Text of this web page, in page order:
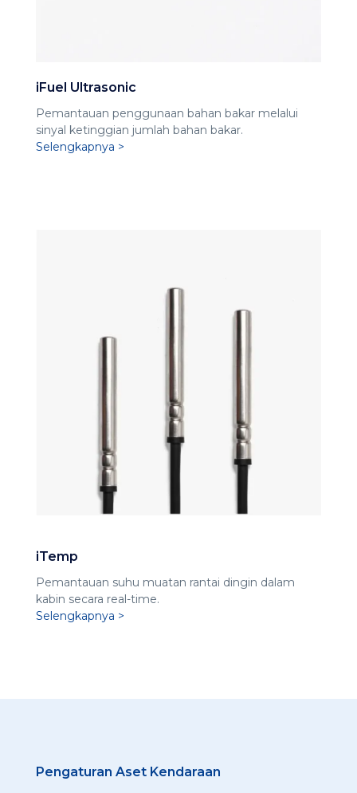
iFuel Ultrasonic
Pemantauan penggunaan bahan bakar melalui
sinyal ketinggian jumlah bahan bakar.
Selengkapnya >
iTemp
Pemantauan suhu muatan rantai dingin dalam
kabin secara real-time.
Selengkapnya >
Pengaturan Aset Kendaraan